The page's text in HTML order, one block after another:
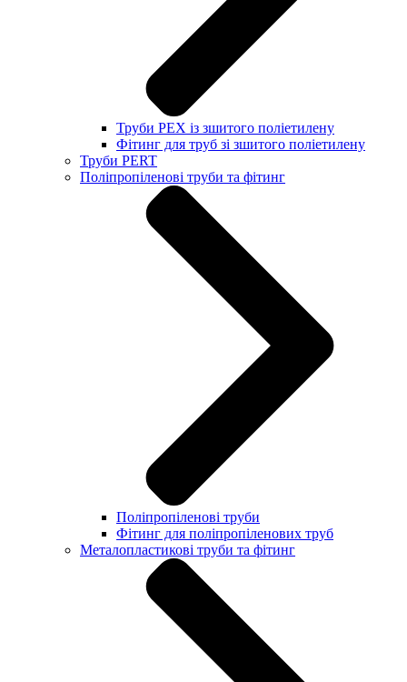
Труби PEX із зшитого поліетилену
Фітинг для труб зі зшитого поліетилену
Труби PERT
Поліпропіленові труби та фітинг
Поліпропіленові труби
Фітинг для поліпропіленових труб
Металопластикові труби та фітинг